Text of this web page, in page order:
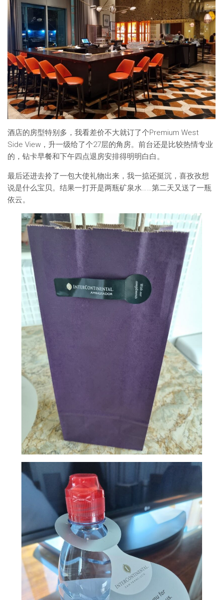
酒店的房型特别多，我看差价不大就订了个Premium West
Side View，升一级给了个27层的角房。前台还是比较热情专业
的，钻卡早餐和下午四点退房安排得明明白白。
最后还进去拎了一包大使礼物出来，我一掂还挺沉，喜孜孜想
说是什么宝贝。结果一打开是两瓶矿泉水……第二天又送了一瓶
依云。